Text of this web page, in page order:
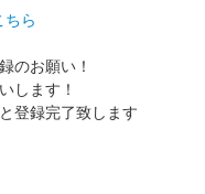
ら
のお願い！
します！
登録完了致します